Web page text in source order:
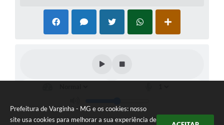
Prefeitura de Varginha - MG e os cookies: nosso
site usa cookies para melhorar a sua experiência de